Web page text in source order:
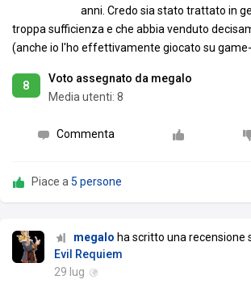
anni. Credo sia stato trattato in
troppa sufficienza e che abbia venduto
(anche io l'ho effettivamente giocato su
8
Voto assegnato da megalo
Media utenti: 8
Commenta
Piace a5 persone
megalo ha scritto una recensione
Evil Requiem
29 lug